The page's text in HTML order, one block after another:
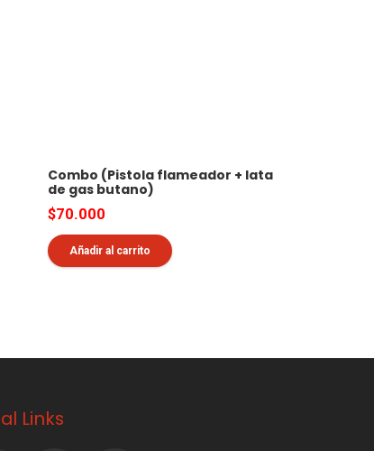
Combo (Pistola flameador + lata
de gas butano)
$70.000
Añadir al carrito
Links